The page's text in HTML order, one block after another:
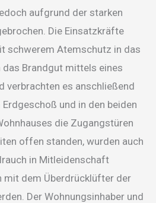
aufgrund der starken
Die Einsatzkräfte
schwerem Atemschutz in das
das Brandgut mittels eines
verbrachten es anschließend
und in den beiden
die Zugangstüren
offen standen, wurden auch
in Mitleidenschaft
mit dem Überdrücklüfter der
Der Wohnungsinhaber und